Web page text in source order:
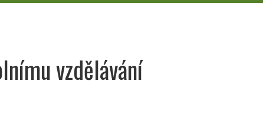
vzdělávání